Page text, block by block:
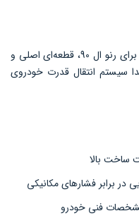
بلبرینگ دیفرانسیل راست SNR تولید شده برای رنو ال 90، قطعه‌ای اصلی و
سیستم انتقال قدرت خودروی
ساخت بالا
در برابر فشارهای مکانیکی
فنی خودرو